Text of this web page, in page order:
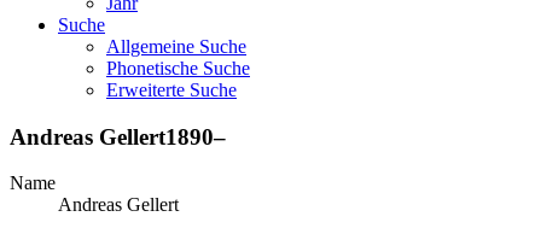
Suche
Allgemeine Suche
Phonetische Suche
Erweiterte Suche
Andreas Gellert1890–
Name
Andreas Gellert